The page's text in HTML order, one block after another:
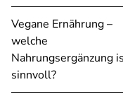
Vegane Ernährung –
welche
Nahrungsergänzung
sinnvoll?